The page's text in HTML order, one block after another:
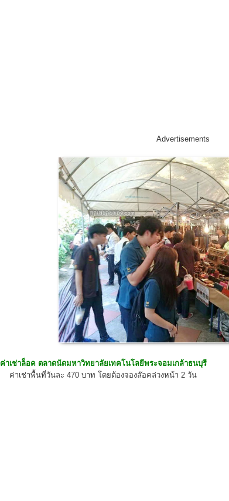
Advertisements
ค่าเช่าล็อค ตลาดนัดมหาวิทยาลัยเทคโนโลยีพระจอมเกล้าธนบุรี
ค่าเช่าพื้นที่วันละ 470 บาท โดยต้องจองล๊อคล่วงหน้า 2 วัน